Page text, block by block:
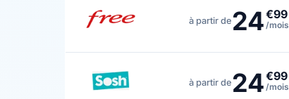
à partir de 24€99
/mois
à partir de 24€99
/mois